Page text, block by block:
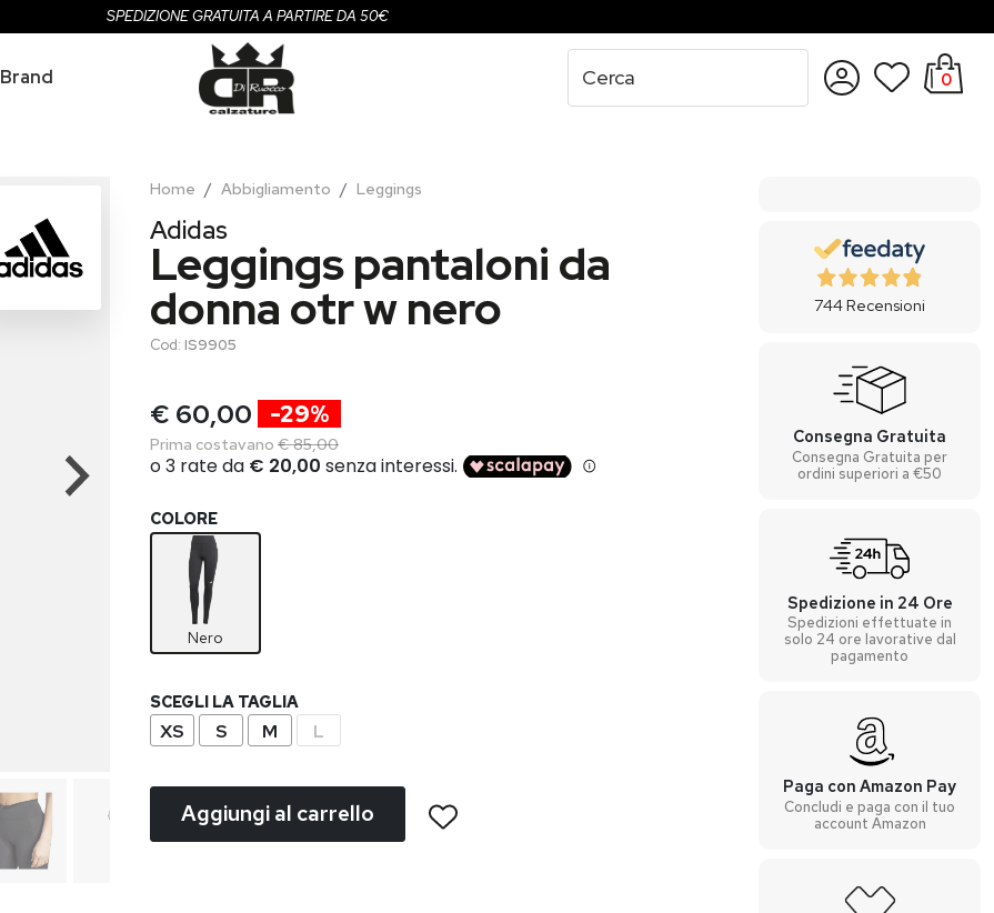
SPEDIZIONE GRATUITA A PARTIRE DA 50€
Brand
0
Home Abbigliamento Leggings
Adidas
Leggings pantaloni da
donna otr w nero
Cod: IS9905
€ 60,00 -29%
Prima costavano € 85,00
COLORE
Nero
SCEGLI LA TAGLIA
XS S M L
Aggiungi al carrello
744Recensioni
Consegna Gratuita
Consegna Gratuita per
ordini superiori a €50
Spedizione in 24 Ore
Spedizioni effettuate in
solo 24 ore lavorative dal
pagamento
Paga con Amazon Pay
Concludi e paga con il tuo
account Amazon